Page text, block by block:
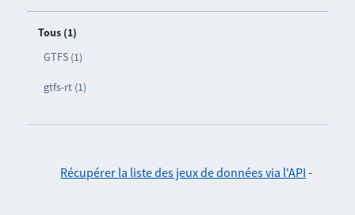
Tous (1)
GTFS (1)
gtfs-rt (1)
Récupérer la liste des jeux de données via l'API -